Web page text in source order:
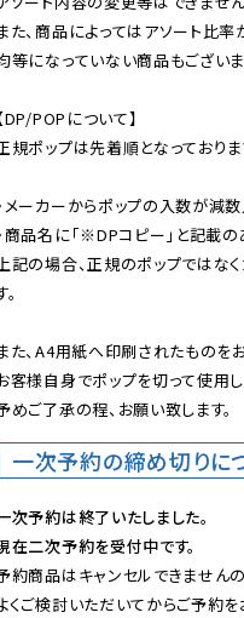
た、商品によってはアソート比率
等になっていない商品もございま
DP/POPについて】
規ポップは先着順となっておりま
メーカーからポップの入数が減
商品名に「※DPコピー」と記載
記の場合、正規のポップではな
。
た、A4用紙へ印刷されたものを
客様自身でポップを切って使用し
めご了承の程、お願い致します。
一次予約の締め切りに
次予約は終了いたしました。
在二次予約を受付中です。
約商品はキャンセルできません
くご検討いただいてからご予約を